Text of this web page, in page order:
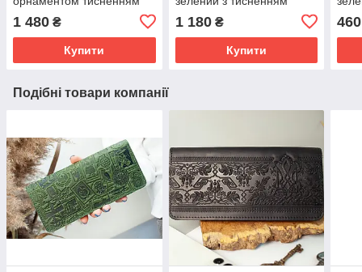
Калина
1 480 ₴
Купити
1 180₴
Купити
460
Подібні товари компанії